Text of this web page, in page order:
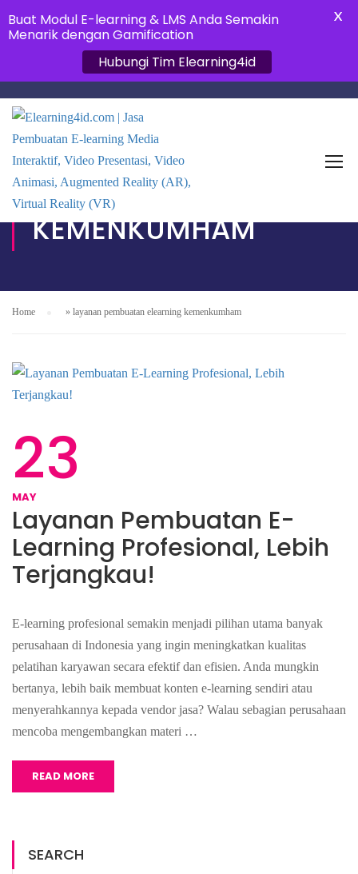
LAYANAN PEMBUATAN
ELEARNING
KEMENKUMHAM
Home » layanan pembuatan elearning kemenkumham
23
MAY
Layanan Pembuatan E-
Learning Profesional, Lebih
Terjangkau!
E-learning profesional semakin menjadi pilihan utama banyak
perusahaan di Indonesia yang ingin meningkatkan kualitas
pelatihan karyawan secara efektif dan efisien. Anda mungkin
bertanya, lebih baik membuat konten e-learning sendiri atau
menyerahkannya kepada vendor jasa? Walau sebagian perusahaan
mencoba mengembangkan materi …
READ MORE
SEARCH
Buat Modul E-learning & LMS Anda Semakin
Menarik dengan Gamification
Hubungi Tim Elearning4id
X